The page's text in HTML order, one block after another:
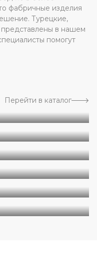
фабричные изделия
Турецкие,
в нашем
помогут
Перейти в каталог